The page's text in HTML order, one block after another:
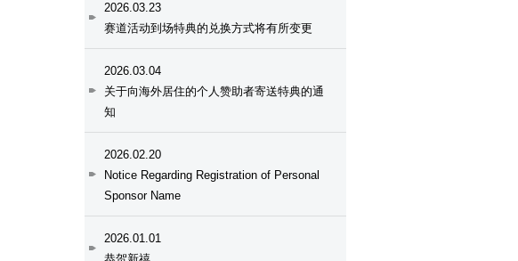
2026.03.23
赛道活动到场特典的兑换方式将有所变更
2026.03.04
关于向海外居住的个人赞助者寄送特典的通
知
2026.02.20
Notice Regarding Registration of Personal
Sponsor Name
2026.01.01